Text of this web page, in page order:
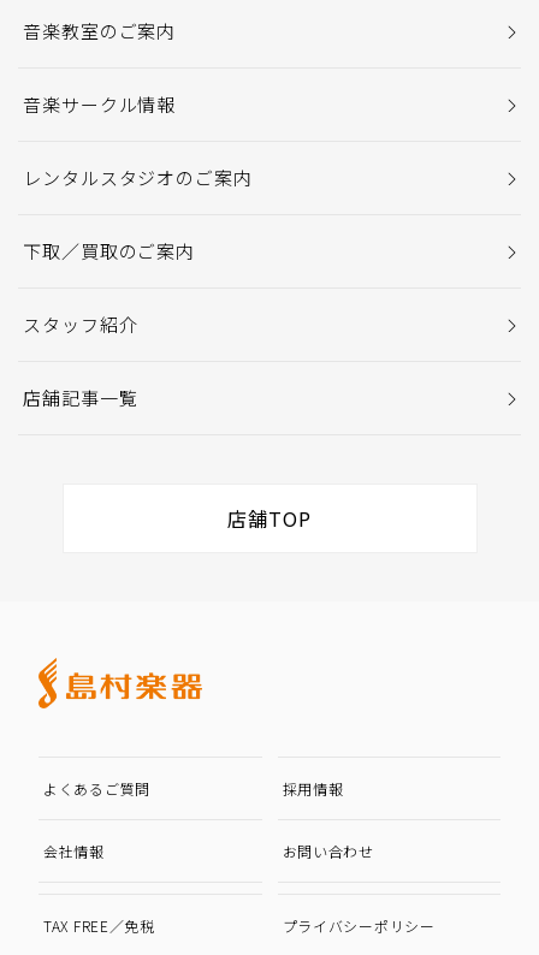
音楽教室のご案内
音楽サークル情報
レンタルスタジオのご案内
下取／買取のご案内
スタッフ紹介
店舗記事一覧
店舗TOP
よくあるご質問 採用情報
会社情報 お問い合わせ
TAX FREE／免税 プライバシーポリシー